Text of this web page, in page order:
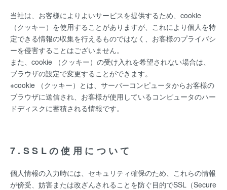
当社は、お客様によりよいサービスを提供するため、cookie
（クッキー）を使用することがありますが、これにより個人を特
定できる情報の収集を行えるものではなく、お客様のプライバシ
ーを侵害することはございません。
また、cookie （クッキー）の受け入れを希望されない場合は、
ブラウザの設定で変更することができます。
※cookie （クッキー）とは、サーバーコンピュータからお客様の
ブラウザに送信され、お客様が使用しているコンピュータのハー
ドディスクに蓄積される情報です。
7.SSLの使用について
個人情報の入力時には、セキュリティ確保のため、これらの情報
が傍受、妨害または改ざんされることを防ぐ目的でSSL（Secure